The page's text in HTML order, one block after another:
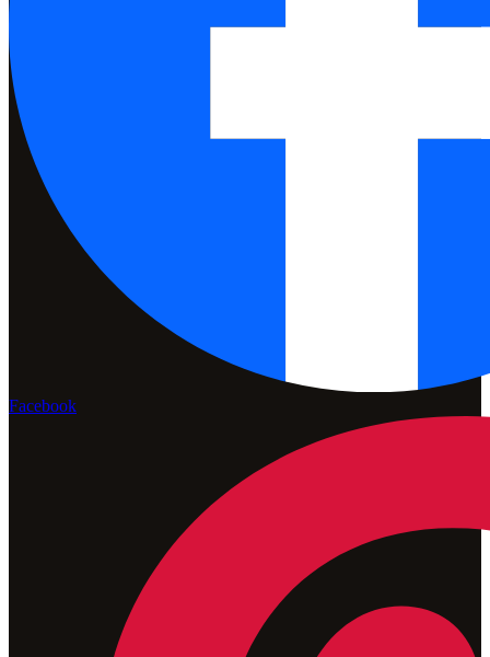
Facebook